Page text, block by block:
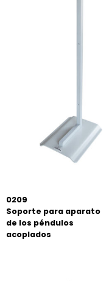
0209
Soporte para aparato
de los péndulos
acoplados